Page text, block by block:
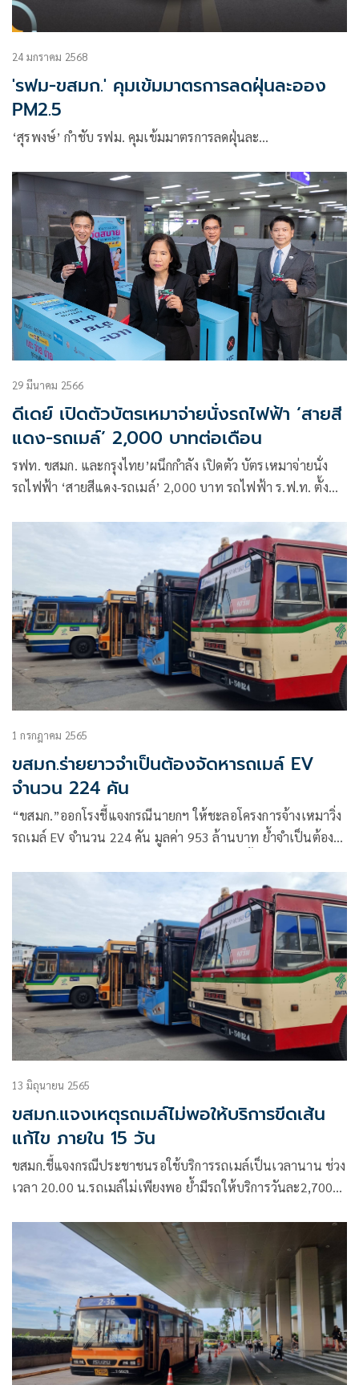
24 มกราคม 2568
'รฟม-ขสมก.' คุมเข้มมาตรการลดฝุ่นละออง
PM2.5
‘สุรพงษ์’ กำชับ รฟม. คุมเข้มมาตรการลดฝุ่นละ…
29 มีนาคม 2566
ดีเดย์ เปิดตัวบัตรเหมาจ่ายนั่งรถไฟฟ้า ‘สายสี
แดง-รถเมล์’ 2,000 บาทต่อเดือน
รฟท. ขสมก. และกรุงไทย’ผนึกกำลัง เปิดตัว บัตรเหมาจ่ายนั่ง
รถไฟฟ้า ‘สายสีแดง-รถเมล์’ 2,000 บาท รถไฟฟ้า ร.ฟ.ท. ตั้ง
ส่วนขสมก. คาดเพิ่มขึ้น 5.5-6 หมื่นคนต่อวัน จากเดิม 5 หมื่นคน
ต่อวัน พร้อมประเมินผล 6 เดือน หนุนรองรับพรรคการเมืองออก
นโยบายประหยุดค่าครองชีพ
1 กรกฎาคม 2565
ขสมก.ร่ายยาวจำเป็นต้องจัดหารถเมล์ EV
จำนวน 224 คัน
“ขสมก.”ออกโรงชี้แจงกรณีนายกฯ ให้ชะลอโครงการจ้างเหมาวิ่ง
รถเมล์ EV จำนวน 224 คัน มูลค่า 953 ล้านบาท ย้ำจำเป็นต้องมี
ขาดทุนจากต้นทุนการให้บริการไม่สอดคล้องกับรายได้
13 มิถุนายน 2565
ขสมก.แจงเหตุรถเมล์ไม่พอให้บริการขีดเส้น
แก้ไข ภายใน 15 วัน
ขสมก.ชี้แจงกรณีประชาชนรอใช้บริการรถเมล์เป็นเวลานาน ช่วง
เวลา 20.00 น.รถเมล์ไม่เพียงพอ ย้ำมีรถให้บริการวันละ2,700
งงานไม่เพียงพอต่อการให้บริการ